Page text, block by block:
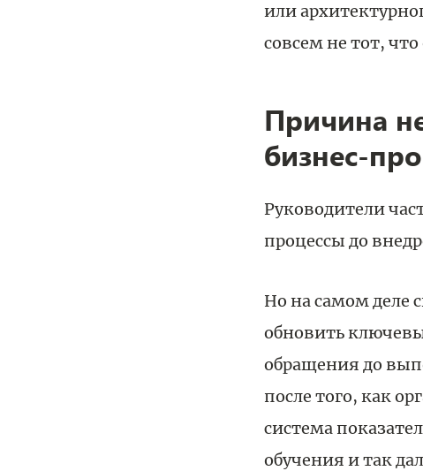
или
совсем не тот,
Причина
Руководители
процессы до
Но на самом деле
обновить
обращения до
после того, как
система
обучения и так